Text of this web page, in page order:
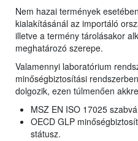
Nem hazai termények
kialakításánál az importáló
illetve a termény tárolásakor
meghatározó szerepe.
Valamennyi laboratórium
minőségbiztosítási rendszerben
dolgozik, ezen túlmenően
MSZ EN ISO 17025
OECD GLP
státusz.